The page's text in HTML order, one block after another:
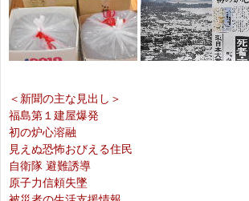
＜新聞の主な見出し＞
福島第１建屋爆発
初の炉心溶融
見えぬ恐怖おびえる住民
自衛隊 避難誘導
原子力信頼失墜